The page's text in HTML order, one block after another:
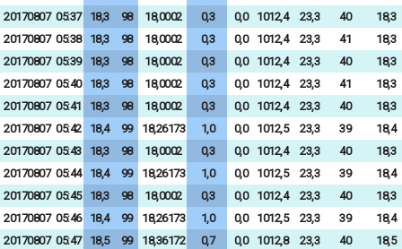
20170807 05:37 18,3 98 18,0002 0,3 0,0 1012,4 23,3 40
18,3
20170807 05:38 18,3 98 18,0002 0,3 0,0 1012,4 23,3 41
18,3
20170807 05:39 18,3 98 18,0002 0,3 0,0 1012,4 23,3 40
18,3
20170807 05:40 18,3 98 18,0002 0,3 0,0 1012,4 23,3 41
18,3
20170807 05:41 18,3 98 18,0002 0,3 0,0 1012,4 23,3 40
18,3
20170807 05:42 18,4 99 18,26173 1,0 0,0 1012,5 23,3 39
18,4
20170807 05:43 18,3 98 18,0002 0,3 0,0 1012,4 23,3 40
18,3
20170807 05:44 18,4 99 18,26173 1,0 0,0 1012,5 23,3 39
18,4
20170807 05:45 18,3 98 18,0002 0,3 0,0 1012,4 23,3 40
18,3
20170807 05:46 18,4 99 18,26173 1,0 0,0 1012,5 23,3 39
18,4
20170807 05:47 18,5 99 18,36172 0,7 0,0 1012,8 23,3 40
18,5